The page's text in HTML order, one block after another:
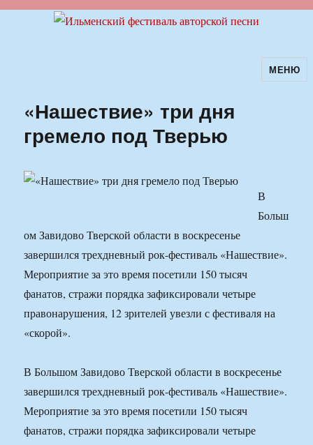
Ильменский фестиваль авторскойМЕНЮ
«Нашествие» три дня
гремело под Тверью
В
Больш
ом Завидово Тверской области в воскресенье
завершился трехдневный рок-фестиваль «Нашествие».
Мероприятие за это время посетили 150 тысяч
фанатов, стражи порядка зафиксировали четыре
правонарушения, 12 зрителей увезли с фестиваля на
«скорой».
В Большом Завидово Тверской области в воскресенье
завершился трехдневный рок-фестиваль «Нашествие».
Мероприятие за это время посетили 150 тысяч
фанатов, стражи порядка зафиксировали четыре